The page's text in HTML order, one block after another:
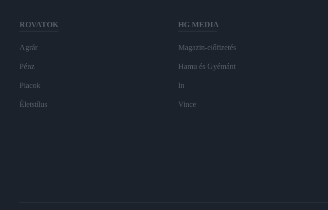
ROVATOK
Agrár
Pénz
Piacok
Életstílus
HG MEDIA
Magazin-előfizetés
Hamu és Gyémánt
In
Vince